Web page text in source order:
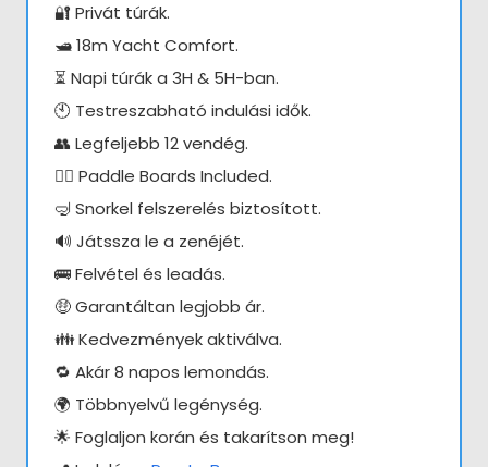
🔐 Privát túrák.
🛥️ 18m Yacht Comfort.
⏳ Napi túrák a 3H & 5H-ban.
🕙 Testreszabható indulási idők.
👥 Legfeljebb 12 vendég.
🏄‍♀️ Paddle Boards Included.
🤿 Snorkel felszerelés biztosított.
🔊 Játssza le a zenéjét.
🚌 Felvétel és leadás.
🤑 Garantáltan legjobb ár.
👪 Kedvezmények aktiválva.
🔁 Akár 8 napos lemondás.
🌍 Többnyelvű legénység.
🌟 Foglaljon korán és takarítson meg!